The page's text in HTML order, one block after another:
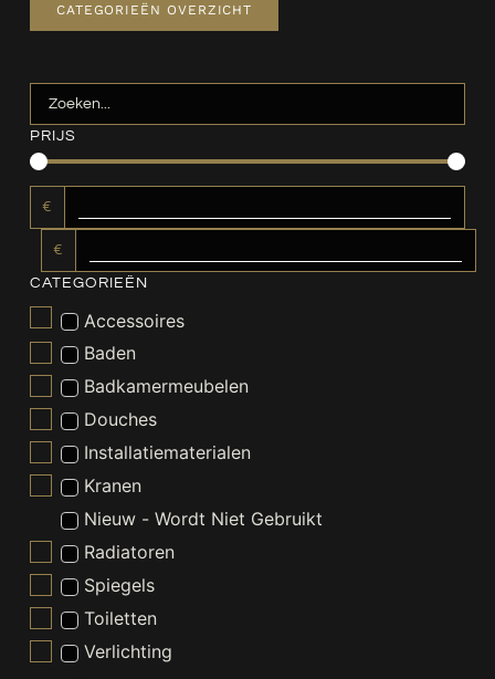
CATEGORIEËN OVERZICHT
PRIJS
€
€
CATEGORIEËN
Accessoires
Baden
Badkamermeubelen
Douches
Installatiematerialen
Kranen
Nieuw - Wordt Niet Gebruikt
Radiatoren
Spiegels
Toiletten
Verlichting